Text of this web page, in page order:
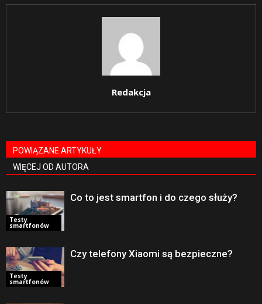
Redakcja
POWIĄZANE ARTYKUŁY
WIĘCEJ OD AUTORA
Testy
smartfonów
Co to jest smartfon i do czego służy?
Testy
smartfonów
Czy telefony Xiaomi są bezpieczne?